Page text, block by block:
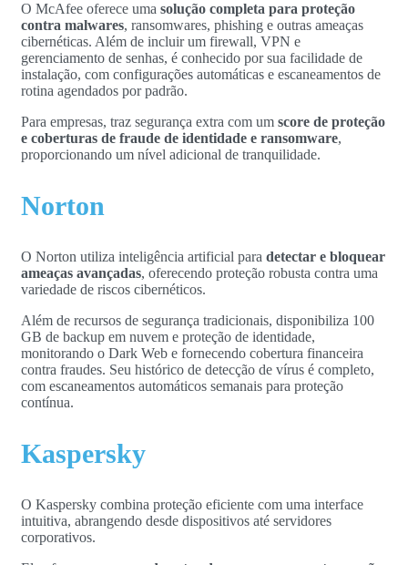
O McAfee oferece uma solução completa para proteção
contra malwares, ransomwares, phishing e outras ameaças
cibernéticas. Além de incluir um firewall, VPN e
gerenciamento de senhas, é conhecido por sua facilidade de
instalação, com configurações automáticas e escaneamentos de
rotina agendados por padrão.
Para empresas, traz segurança extra com um score de proteção
e coberturas de fraude de identidade e ransomware,
proporcionando um nível adicional de tranquilidade.
Norton
O Norton utiliza inteligência artificial para detectar e bloquear
ameaças avançadas, oferecendo proteção robusta contra uma
variedade de riscos cibernéticos.
Além de recursos de segurança tradicionais, disponibiliza 100
GB de backup em nuvem e proteção de identidade,
monitorando o Dark Web e fornecendo cobertura financeira
contra fraudes. Seu histórico de detecção de vírus é completo,
com escaneamentos automáticos semanais para proteção
contínua.
Kaspersky
O Kaspersky combina proteção eficiente com uma interface
intuitiva, abrangendo desde dispositivos até servidores
corporativos.